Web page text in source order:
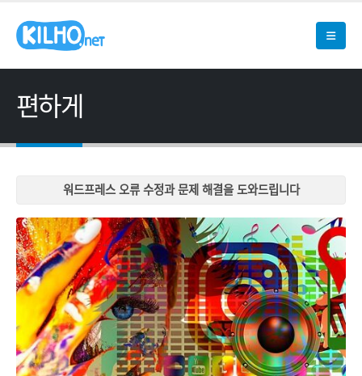
편하게
워드프레스 오류 수정과 문제 해결을 도와드립니다
워드프레스 오류 수정과 문제 해결을 도와드립니다
워드프레스 오류 수정과 문제 해결을 도와드립니다
워드프레스 오류 수정과 문제 해결을 도와드립니다